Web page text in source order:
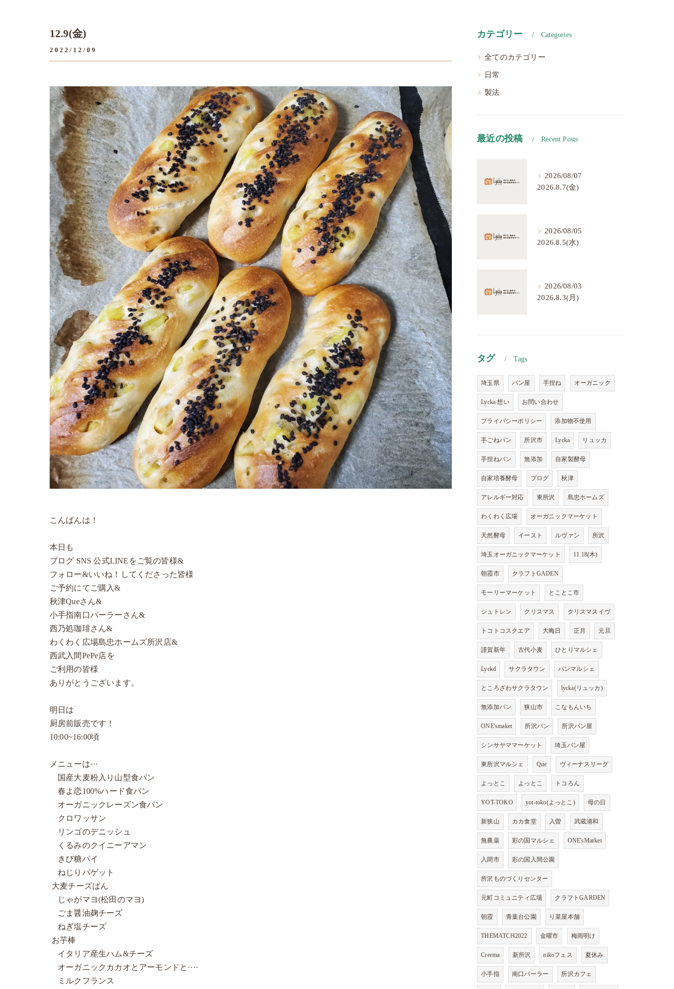
12.9(金)
2022/12/09
こんばんは！
本日も
ブログ SNS 公式LINEをご覧の皆様&
フォロー&いいね！してくださった皆様
ご予約にてご購入&
秋津Queさん&
小手指南口パーラーさん&
西乃処珈琲さん&
わくわく広場島忠ホームズ所沢店&
西武入間PePe店を
ご利用の皆様
ありがとうございます。
明日は
厨房前販売です！
10:00~16:00頃
メニューは···
国産大麦粉入り山型食パン
春よ恋100%ハード食パン
オーガニックレーズン食パン
クロワッサン
リンゴのデニッシュ
くるみのクイニーアマン
きび糖パイ
ねじりバゲット
大麦チーズぱん
じゃがマヨ(松田のマヨ)
ごま醤油麹チーズ
ねぎ塩チーズ
お芋棒
イタリア産生ハム&チーズ
オーガニックカカオとアーモンドと····
ミルクフランス
カテゴリー Categories
全てのカテゴリー
日常
製法
最近の投稿 Recent Posts
2026/08/07
2026.8.7(金)
2026/08/05
2026.8.5(水)
2026/08/03
2026.8.3(月)
タグ Tags
埼玉県 パン屋 手捏ね オーガニック
Lycka 想い お問い合わせ
プライバシーポリシー 添加物不使用
手ごねパン 所沢市 Lycka リュッカ
手捏ねパン 無添加 自家製酵母
自家培養酵母 ブログ 秋津
アレルギー対応 東所沢 島忠ホームズ
わくわく広場 オーガニックマーケット
天然酵母 イースト ルヴァン 所沢
埼玉オーガニックマーケット 11.18(木)
朝霞市 クラフトGADEN
モーリーマーケット とことこ市
シュトレン クリスマス クリスマスイヴ
トコトコスクエア 大晦日 正月 元旦
謹賀新年 古代小麦 ひとりマルシェ
Lyckd サクラタウン パンマルシェ
ところざわサクラタウン lycka(リュッカ)
無添加パン 狭山市 こなもんいち
ONE'smaket 所沢パン 所沢パン屋
シンサヤママーケット 埼玉パン屋
東所沢マルシェ Que ヴィーナスリーグ
よっとこ よっとこ トコろん
YOT-TOKO yot-toko(よっとこ) 母の日
新狭山 カカ食堂 入曽 武蔵浦和
無農薬 彩の国マルシェ ONE'sMarket
入間市 彩の国入間公園
所沢ものづくりセンター
元町コミュニティ広場 クラフトGARDEN
朝霞 青葉台公園 り菜屋本舗
THEMATCH2022 金曜市 梅雨明け
Creema 新所沢 nikoフェス 夏休み
小手指 南口パーラー 所沢カフェ